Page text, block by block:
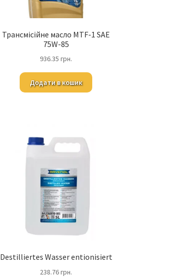
Трансмісійне масло MTF-1 SAE
75W-85
936.35грн.
Додати в кошик
Destilliertes Wasser entionisiert
238.76грн.